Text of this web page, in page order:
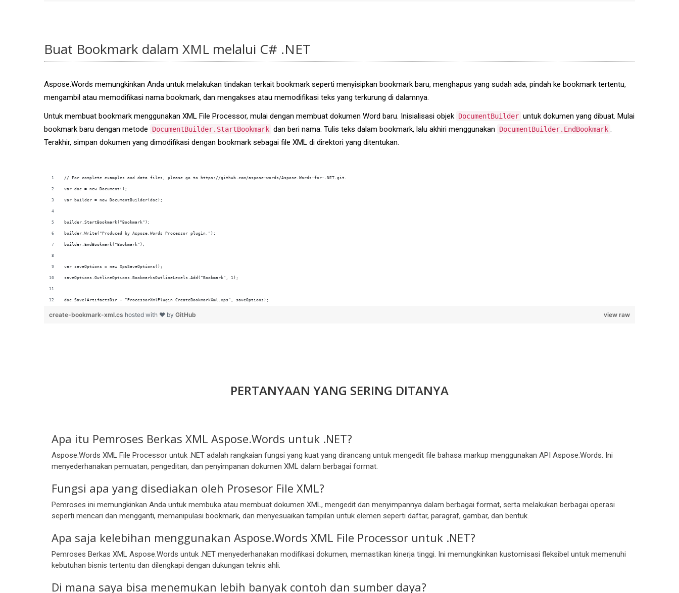
Buat Bookmark dalam XML melalui C# .NET
Aspose.Words memungkinkan Anda untuk melakukan tindakan terkait bookmark seperti menyisipkan bookmark baru, menghapus yang sudah ada, pindah ke bookmark tertentu,
mengambil atau memodifikasi nama bookmark, dan mengakses atau memodifikasi teks yang terkurung di dalamnya.
Untuk membuat bookmark menggunakan XML File Processor, mulai dengan membuat dokumen Word baru. Inisialisasi objek DocumentBuilder untuk dokumen yang dibuat. Mulai
bookmark baru dengan metode
DocumentBuilder.StartBookmark dan beri nama. Tulis teks dalam bookmark, lalu akhiri menggunakan DocumentBuilder.EndBookmark .
Terakhir, simpan dokumen yang dimodifikasi dengan bookmark sebagai file XML di direktori yang ditentukan.
doc.Save(ArtifactsDir + "ProcessorXmlPlugin.CreateBookmarkXml.xps", saveOptions);
view raw
create-bookmark-xml.cs hosted with ❤ by GitHub
PERTANYAAN YANG SERING DITANYA
Apa itu Pemroses Berkas XML Aspose.Words untuk .NET?
Aspose.Words XML File Processor untuk .NET adalah rangkaian fungsi yang kuat yang dirancang untuk mengedit file bahasa markup menggunakan API Aspose.Words. Ini
menyederhanakan pemuatan, pengeditan, dan penyimpanan dokumen XML dalam berbagai format.
Fungsi apa yang disediakan oleh Prosesor File XML?
Pemroses ini memungkinkan Anda untuk membuka atau membuat dokumen XML, mengedit dan menyimpannya dalam berbagai format, serta melakukan berbagai operasi
seperti mencari dan mengganti, memanipulasi bookmark, dan menyesuaikan tampilan untuk elemen seperti daftar, paragraf, gambar, dan bentuk.
Apa saja kelebihan menggunakan Aspose.Words XML File Processor untuk .NET?
Pemroses Berkas XML Aspose.Words untuk .NET menyederhanakan modifikasi dokumen, memastikan kinerja tinggi. Ini memungkinkan kustomisasi fleksibel untuk memenuhi
kebutuhan bisnis tertentu dan dilengkapi dengan dukungan teknis ahli.
Di mana saya bisa menemukan lebih banyak contoh dan sumber daya?